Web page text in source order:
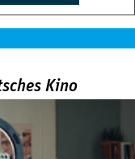
Kino